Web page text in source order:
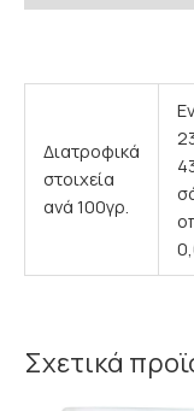
Διατροφικά
στοιχεία
ανά 100γρ.
Σχετικά